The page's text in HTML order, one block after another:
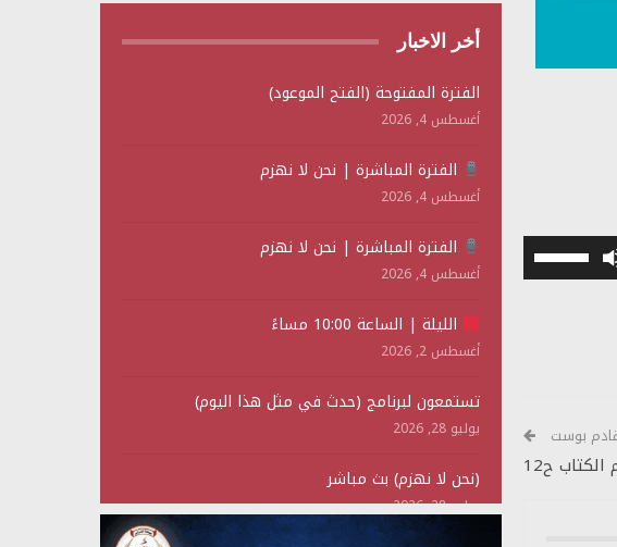
خفض
مستوى
بوست
ح12
أخر الاخبار
الفترة المفتوحة (الفتح الموعود)
أغسطس 4, 2026
الفترة المباشرة | نحن لا نهزم
أغسطس 4, 2026
الفترة المباشرة | نحن لا نهزم
أغسطس 4, 2026
الليلة | الساعة 10:00 مساءً
أغسطس 2, 2026
تستمعون لبرنامج (حدث في مثل هذا اليوم)
يوليو 28, 2026
(نحن لا نهزم) بث مباشر
يوليو 28, 2026